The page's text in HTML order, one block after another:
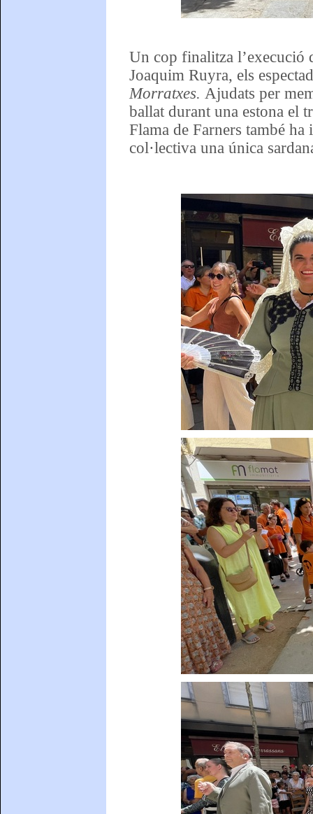
Un cop finalitza l’execució
Joaquim Ruyra, els
Morratxes. Ajudats per
ballat durant una estona el
Flama de Farners també ha
col·lectiva una única